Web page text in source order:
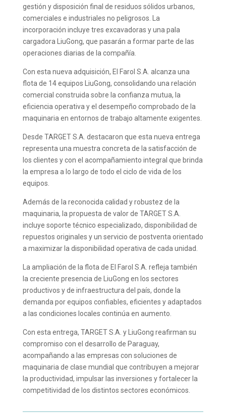
gestión y disposición final de residuos sólidos urbanos,
comerciales e industriales no peligrosos. La
incorporación incluye tres excavadoras y una pala
cargadora LiuGong, que pasarán a formar parte de las
operaciones diarias de la compañía.
Con esta nueva adquisición, El Farol S.A. alcanza una
flota de 14 equipos LiuGong, consolidando una relación
comercial construida sobre la confianza mutua, la
eficiencia operativa y el desempeño comprobado de la
maquinaria en entornos de trabajo altamente exigentes.
Desde TARGET S.A. destacaron que esta nueva entrega
representa una muestra concreta de la satisfacción de
los clientes y con el acompañamiento integral que brinda
la empresa a lo largo de todo el ciclo de vida de los
equipos.
Además de la reconocida calidad y robustez de la
maquinaria, la propuesta de valor de TARGET S.A.
incluye soporte técnico especializado, disponibilidad de
repuestos originales y un servicio de postventa orientado
a maximizar la disponibilidad operativa de cada unidad.
La ampliación de la flota de El Farol S.A. refleja también
la creciente presencia de LiuGong en los sectores
productivos y de infraestructura del país, donde la
demanda por equipos confiables, eficientes y adaptados
a las condiciones locales continúa en aumento.
Con esta entrega, TARGET S.A. y LiuGong reafirman su
compromiso con el desarrollo de Paraguay,
acompañando a las empresas con soluciones de
maquinaria de clase mundial que contribuyen a mejorar
la productividad, impulsar las inversiones y fortalecer la
competitividad de los distintos sectores económicos.